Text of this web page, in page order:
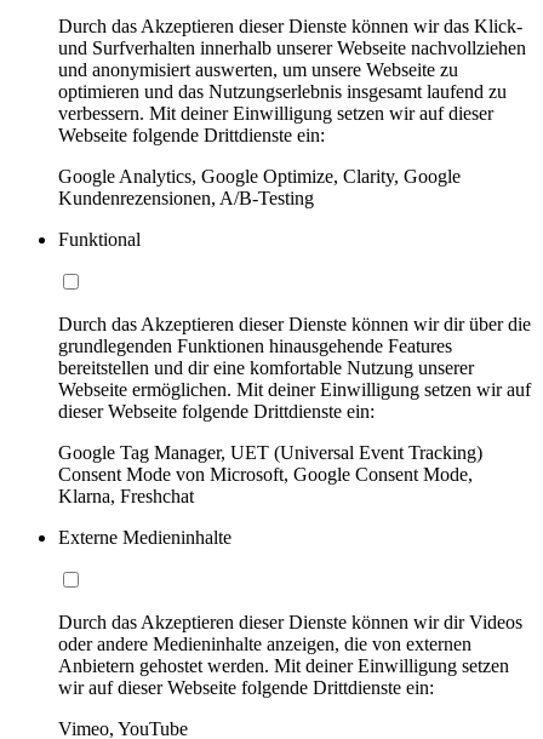
Durch das Akzeptieren dieser Dienste können wir das Klick-
und Surfverhalten innerhalb unserer Webseite nachvollziehen
und anonymisiert auswerten, um unsere Webseite zu
optimieren und das Nutzungserlebnis insgesamt laufend zu
verbessern. Mit deiner Einwilligung setzen wir auf dieser
Webseite folgende Drittdienste ein:
Google Analytics, Google Optimize, Clarity, Google
Kundenrezensionen, A/B-Testing
Funktional
Durch das Akzeptieren dieser Dienste können wir dir über die
grundlegenden Funktionen hinausgehende Features
bereitstellen und dir eine komfortable Nutzung unserer
Webseite ermöglichen. Mit deiner Einwilligung setzen wir auf
dieser Webseite folgende Drittdienste ein:
Google Tag Manager, UET (Universal Event Tracking)
Consent Mode von Microsoft, Google Consent Mode,
Klarna, Freshchat
Externe Medieninhalte
Durch das Akzeptieren dieser Dienste können wir dir Videos
oder andere Medieninhalte anzeigen, die von externen
Anbietern gehostet werden. Mit deiner Einwilligung setzen
wir auf dieser Webseite folgende Drittdienste ein:
Vimeo, YouTube